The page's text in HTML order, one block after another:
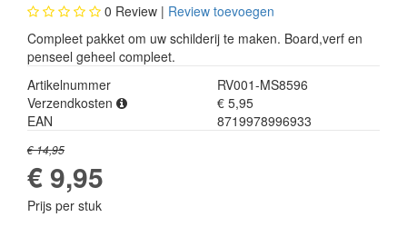
0 Review | Review toevoegen
Compleet pakket om uw schilderij te maken. Board,verf en
penseel geheel compleet.
Artikelnummer
RV001-MS8596
Verzendkosten
€ 5,95
EAN
8719978996933
€ 14,95
€ 9,95
Prijs per stuk